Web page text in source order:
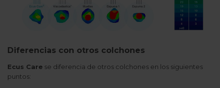
Diferencias con otros colchones
Ecus Care se diferencia de otros colchones en los siguientes
puntos: